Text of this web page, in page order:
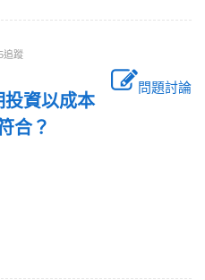
追蹤
問題討論
投資以成本
合？